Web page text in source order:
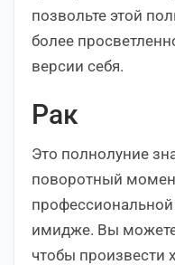
позвольте этой
более
версии себя.
Рак
Это полнолуние
поворотный
имидже. Вы можете
чтобы произвести